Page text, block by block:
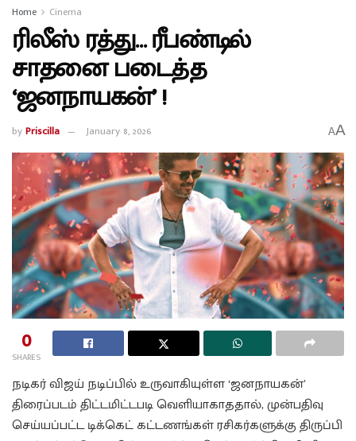
Home Cinema
ரிலீஸ் ரத்து… ரீபண்டில்
சாதனை படைத்த
‘ஜனநாயகன்’ !
byPriscilla January 8, 2026 AA
0
SHARES
நடிகர் விஜய் நடிப்பில் உருவாகியுள்ள ‘ஜனநாயகன்’
திரைப்படம் திட்டமிட்டபடி வெளியாகாததால், முன்பதிவு
செய்யப்பட்ட டிக்கெட் கட்டணங்கள் ரசிகர்களுக்கு திருப்பி